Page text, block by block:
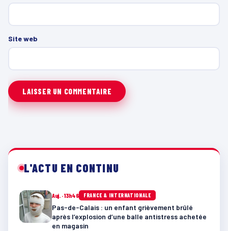
Site web
L'ACTU EN CONTINU
Auj. · 13h46 FRANCE & INTERNATIONALE
Pas-de-Calais : un enfant grièvement brûlé
après l’explosion d’une balle antistress achetée
en magasin